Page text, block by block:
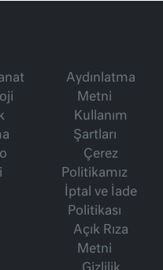
Aydınlatma
Metni
Kullanım
Şartları
Çerez
Politikamız
İptal ve İade
Politikası
Açık Rıza
Metni